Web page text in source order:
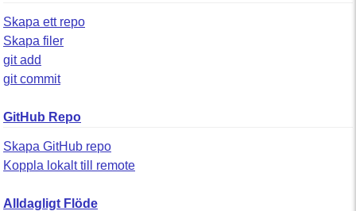
Skapa ett repo
Skapa filer
git add
git commit
GitHub Repo
Skapa GitHub repo
Koppla lokalt till remote
Alldagligt Flöde